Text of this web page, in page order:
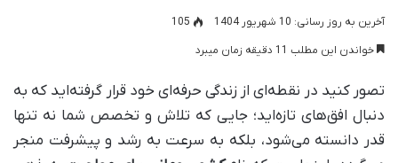
آخرین به روز رسانی: 10 شهریور 1404
105
خواندن این مطلب 11 دقیقه زمان میبرد
تصور کنید در نقطه‌ای از زندگی حرفه‌ای خود قرار گرفته‌اید که به
دنبال افق‌های تازه‌اید؛ جایی که تلاش و تخصص شما نه تنها
قدر دانسته می‌شود، بلکه به سرعت به رشد و پیشرفت منجر